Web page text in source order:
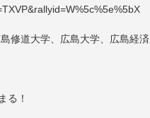
修道大学、広島大学、広島経済
る！